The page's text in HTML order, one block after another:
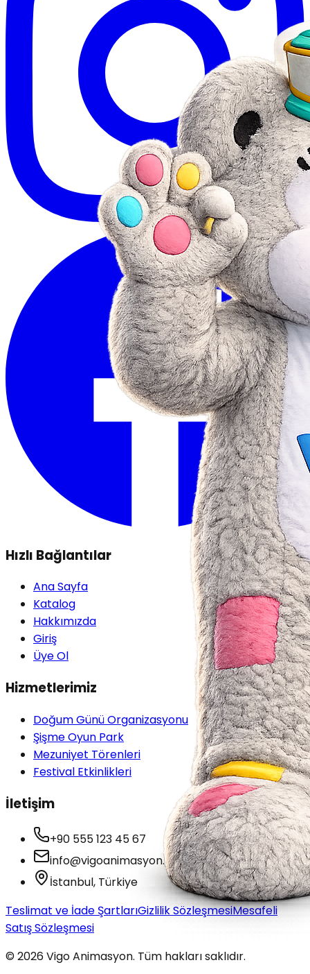
Hızlı Bağlantılar
Ana Sayfa
Katalog
Hakkımızda
Giriş
Üye Ol
Hizmetlerimiz
Doğum Günü Organizasyonu
Şişme Oyun Park
Mezuniyet Törenleri
Festival Etkinlikleri
İletişim
+90 555 123 45 67
info@vigoanimasyon.com
İstanbul, Türkiye
Teslimat ve İade ŞartlarıGizlilik SözleşmesiMesafeli
Satış Sözleşmesi
© 2026Vigo Animasyon. Tüm hakları saklıdır.